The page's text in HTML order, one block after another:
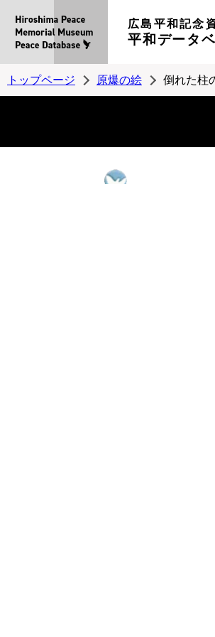
広島平和記念
平和データ
トップページ 原爆の絵 倒れた柱